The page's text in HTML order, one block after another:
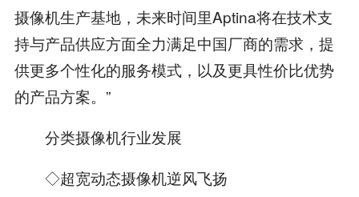
摄像机生产基地，未来时间里Aptina将在技术支
持与产品供应方面全力满足中国厂商的需求，提
供更多个性化的服务模式，以及更具性价比优势
的产品方案。”
分类摄像机行业发展
◇超宽动态摄像机逆风飞扬